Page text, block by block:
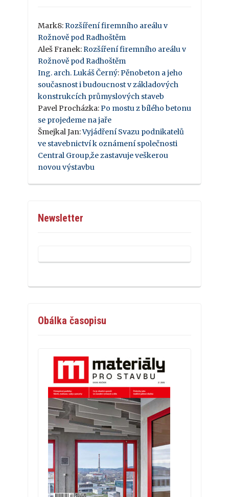
Mark8:Rozšíření firemního areálu v
Rožnově pod Radhoštěm
Aleš Franek:Rozšíření firemního areálu v
Rožnově pod Radhoštěm
Ing. arch. Lukáš Černý:Pěnobeton a jeho
současnost i budoucnost v základových
konstrukcích průmyslových staveb
Pavel Procházka:Po mostu z bílého betonu
se projedeme na jaře
Šmejkal Jan:Vyjádření Svazu podnikatelů
ve stavebnictví k oznámení společnosti
Central Group,že zastavuje veškerou
novou výstavbu
Newsletter
Obálka časopisu